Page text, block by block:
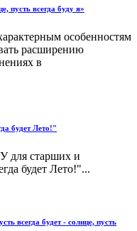
пусть всегда буду я»
особенностям
расширению
в
будет Лето!"
для старших и
будет Лето!"...
всегда будет - солнце, пусть